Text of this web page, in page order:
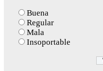
Buena
Regular
Mala
Insoportable